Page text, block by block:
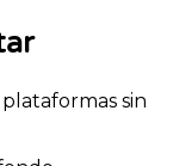
sin